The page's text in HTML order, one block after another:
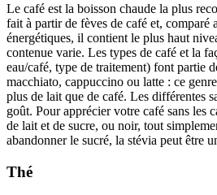
Le café est la boisson chaude la plus
fait à partir de fèves de café et, comparé
énergétiques, il contient le plus haut
contenue varie. Les types de café et la
eau/café, type de traitement) font partie
macchiato, cappuccino ou latte : ce
plus de lait que de café. Les différentes
goût. Pour apprécier votre café sans les
de lait et de sucre, ou noir, tout
abandonner le sucré, la stévia peut être
Thé